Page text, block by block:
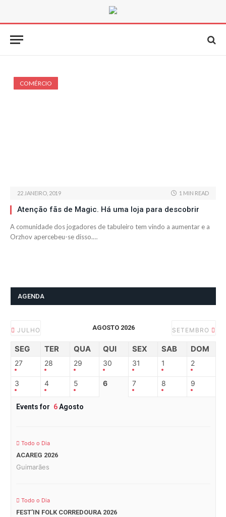
COMÉRCIO
22 JANEIRO, 2019 1 MIN READ
Atenção fãs de Magic. Há uma loja para descobrir
A comunidade dos jogadores de tabuleiro tem vindo a aumentar e a
Orzhov apercebeu-se disso.…
AGENDA
JULHO AGOSTO 2026 SETEMBRO
SEG TER QUA QUI SEX SAB DOM
27 28 29 30 31 1 2
3 4 5 6 7 8 9
Events for 6Agosto
Todo o Dia
ACAREG 2026
Guimarães
Todo o Dia
FEST’IN FOLK CORREDOURA 2026